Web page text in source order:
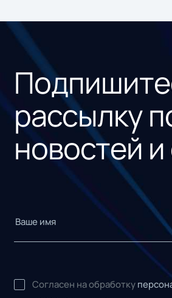
рассылку
новостей
Согласен на обработку